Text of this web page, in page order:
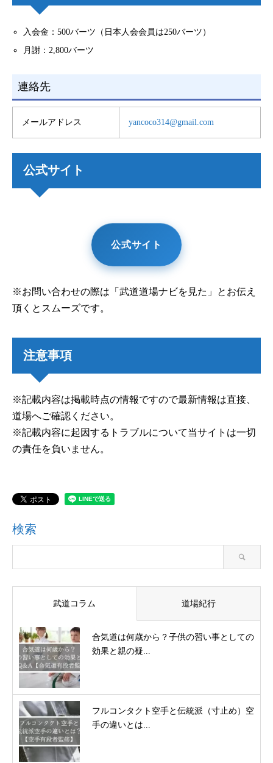
入会金：500バーツ（日本人会会員は250バーツ）
月謝：2,800バーツ
連絡先
メールアドレス yancoco314@gmail.com
公式サイト
公式サイト
※お問い合わせの際は「武道道場ナビを見た」とお伝え
頂くとスムーズです。
注意事項
※記載内容は掲載時点の情報ですので最新情報は直接、
道場へご確認ください。
※記載内容に起因するトラブルについて当サイトは一切
の責任を負いません。
検索
武道コラム 道場紀行
合気道は何歳から？子供の習い事としての
効果と親の疑...
フルコンタクト空手と伝統派（寸止め）空
手の違いとは...